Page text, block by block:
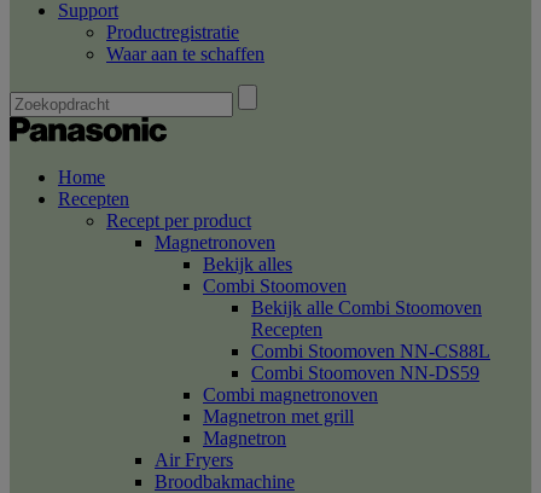
Support
Productregistratie
Waar aan te schaffen
Home
Recepten
Recept per product
Magnetronoven
Bekijk alles
Combi Stoomoven
Bekijk alle Combi Stoomoven
Recepten
Combi Stoomoven NN-CS88L
Combi Stoomoven NN-DS59
Combi magnetronoven
Magnetron met grill
Magnetron
Air Fryers
Broodbakmachine